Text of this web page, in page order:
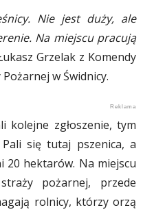
Nie jest duży, ale
Na miejscu pracują
Grzelak z Komendy
w Świdnicy.
kolejne zgłoszenie, tym
się tutaj pszenica, a
20 hektarów. Na miejscu
pożarnej, przede
rolnicy, którzy orzą